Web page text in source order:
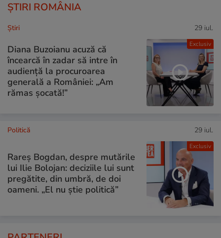
ȘTIRI ROMÂNIA
Exclusiv
Ştiri 29 iul.
Diana Buzoianu acuză că
încearcă în zadar să intre în
audiență la procuroarea
generală a României: „Am
rămas șocată!”
Exclusiv
Politică 29 iul.
Rareș Bogdan, despre mutările
lui Ilie Bolojan: deciziile lui sunt
pregătite, din umbră, de doi
oameni. „El nu știe politică”